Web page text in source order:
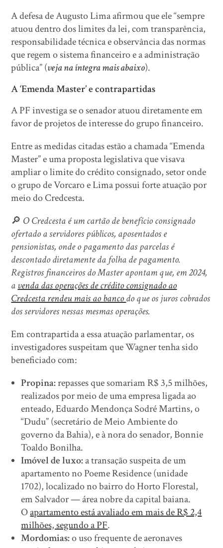
A defesa de Augusto Lima afirmou que ele “sempre
atuou dentro dos limites da lei, com transparência,
responsabilidade técnica e observância das normas
que regem o sistema financeiro e a administração
pública” (veja na íntegra mais abaixo).
A ‘Emenda Master’ e contrapartidas
A PF investiga se o senador atuou diretamente em
favor de projetos de interesse do grupo financeiro.
Entre as medidas citadas estão a chamada “Emenda
Master” e uma proposta legislativa que visava
ampliar o limite do crédito consignado, setor onde
o grupo de Vorcaro e Lima possui forte atuação por
meio do Credcesta.
🔎 O Credcesta é um cartão de benefício consignado
ofertado a servidores públicos, aposentados e
pensionistas, onde o pagamento das parcelas é
descontado diretamente da folha de pagamento.
Registros financeiros do Master apontam que, em 2024,
avenda das operações de crédito consignado ao
Credcesta rendeu mais ao bancodo que os juros cobrados
dos servidores nessas mesmas operações.
Em contrapartida a essa atuação parlamentar, os
investigadores suspeitam que Wagner tenha sido
beneficiado com:
Propina:repasses que somariam R$ 3,5 milhões,
realizados por meio de uma empresa ligada ao
enteado, Eduardo Mendonça Sodré Martins, o
“Dudu” (secretário de Meio Ambiente do
governo da Bahia), e à nora do senador, Bonnie
Toaldo Bonilha.
Imóvel de luxo:a transação suspeita de um
apartamento no Poeme Residence (unidade
1702), localizado no bairro do Horto Florestal,
em Salvador — área nobre da capital baiana.
Oapartamento está avaliado em mais de R$ 2,4
milhões, segundo a PF.
Mordomias:o uso frequente de aeronaves